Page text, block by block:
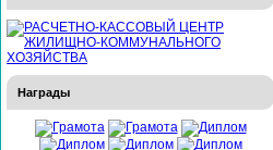
Награды